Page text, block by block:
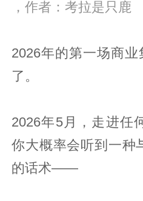
，作者：考拉是只鹿
2026年的第一场商业
了。
2026年5月，走进任
你大概率会听到一种
的话术——